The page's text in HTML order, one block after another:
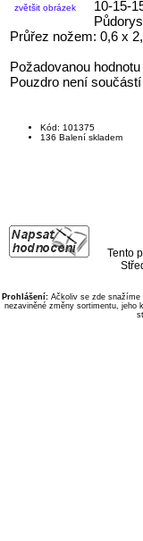
zvětšit obrázek
10-15-
Průřez nožem: 0,6 x
Požadovanou
Pouzdro není
Kód: 101375
136 Balení skladem
Tento
Prohlášení:Ačkoliv se zde snažíme
nezaviněné změny sortimentu, jeho